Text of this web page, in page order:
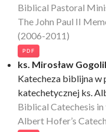
Biblical Pastoral
The John Paul II
(2006-2011)
PDF
ks. Mirosław
Katecheza biblijna
katechetycznej ks.
Biblical Catechesis
Albert Hofer’s